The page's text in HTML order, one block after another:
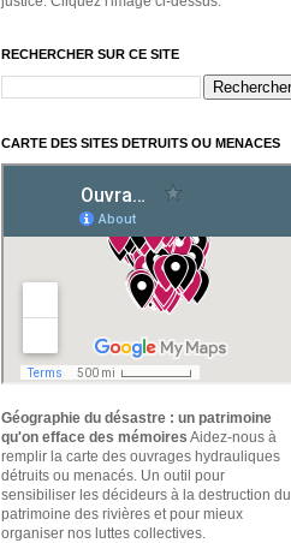
RECHERCHER SUR CE SITE
CARTE DES SITES DETRUITS OU MENACES
Géographie du désastre : un patrimoine
qu'on efface des mémoires Aidez-nous à
remplir la carte des ouvrages hydrauliques
détruits ou menacés. Un outil pour
sensibiliser les décideurs à la destruction du
patrimoine des rivières et pour mieux
organiser nos luttes collectives.